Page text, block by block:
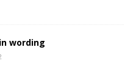
wording